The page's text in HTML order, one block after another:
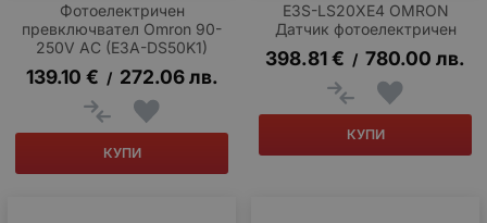
Фотоелектричен
превключвател Omron 90-
250V AC (E3A-DS50K1)
139.10 € / 272.06 лв.
КУПИ
E3S-LS20XE4 OMRON
Датчик фотоелектричен
398.81€ / 780.00 лв.
КУПИ